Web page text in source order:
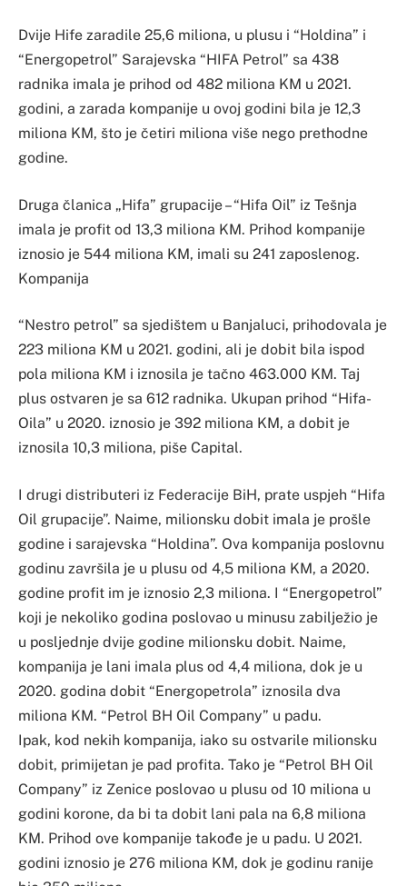
Dvije Hife zaradile 25,6 miliona, u plusu i “Holdina” i
“Energopetrol” Sarajevska “HIFA Petrol” sa 438
radnika imala je prihod od 482 miliona KM u 2021.
godini, a zarada kompanije u ovoj godini bila je 12,3
miliona KM, što je četiri miliona više nego prethodne
godine.
Druga članica „Hifa” grupacije – “Hifa Oil” iz Tešnja
imala je profit od 13,3 miliona KM. Prihod kompanije
iznosio je 544 miliona KM, imali su 241 zaposlenog.
Kompanija
“Nestro petrol” sa sjedištem u Banjaluci, prihodovala je
223 miliona KM u 2021. godini, ali je dobit bila ispod
pola miliona KM i iznosila je tačno 463.000 KM. Taj
plus ostvaren je sa 612 radnika. Ukupan prihod “Hifa-
Oila” u 2020. iznosio je 392 miliona KM, a dobit je
iznosila 10,3 miliona, piše Capital.
I drugi distributeri iz Federacije BiH, prate uspjeh “Hifa
Oil grupacije”. Naime, milionsku dobit imala je prošle
godine i sarajevska “Holdina”. Ova kompanija poslovnu
godinu završila je u plusu od 4,5 miliona KM, a 2020.
godine profit im je iznosio 2,3 miliona. I “Energopetrol”
koji je nekoliko godina poslovao u minusu zabilježio je
u posljednje dvije godine milionsku dobit. Naime,
kompanija je lani imala plus od 4,4 miliona, dok je u
2020. godina dobit “Energopetrola” iznosila dva
miliona KM. “Petrol BH Oil Company” u padu.
Ipak, kod nekih kompanija, iako su ostvarile milionsku
dobit, primijetan je pad profita. Tako je “Petrol BH Oil
Company” iz Zenice poslovao u plusu od 10 miliona u
godini korone, da bi ta dobit lani pala na 6,8 miliona
KM. Prihod ove kompanije takođe je u padu. U 2021.
godini iznosio je 276 miliona KM, dok je godinu ranije